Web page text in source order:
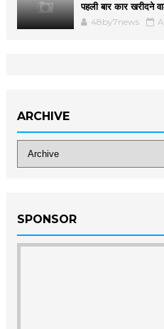
पहली बार कार खरीदने
48by7news
ARCHIVE
SPONSOR